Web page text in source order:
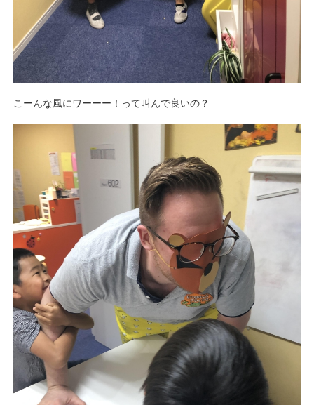
こーんな風にワーーー！って叫んで良いの？